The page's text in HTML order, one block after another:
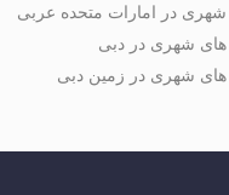
شهری در امارات متحده عربی
های شهری در دبی
های شهری در زمین دبی